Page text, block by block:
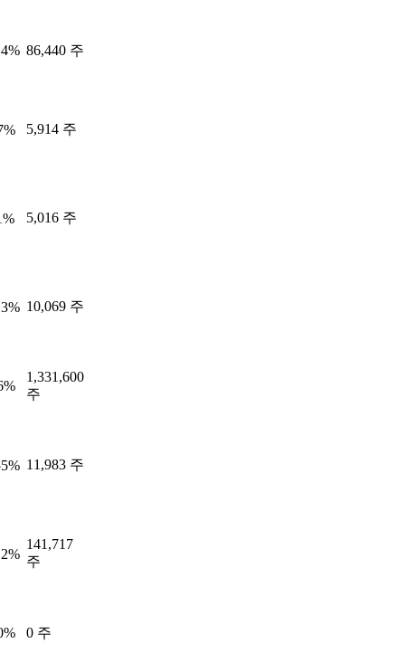
86,440 주
5,914 주
5,016 주
10,069 주
1,331,600
주
11,983 주
141,717
주
0 주